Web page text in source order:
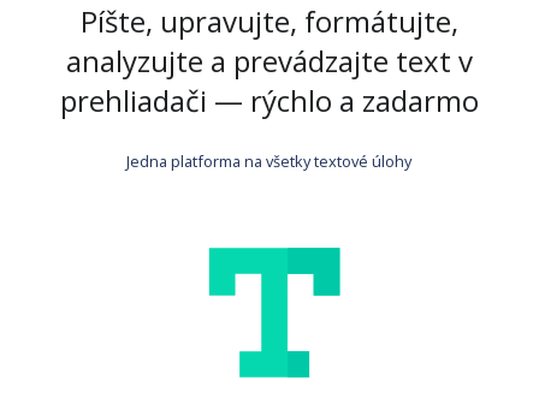
Píšte, upravujte, formátujte,
analyzujte a prevádzajte text v
prehliadači — rýchlo a zadarmo
Jedna platforma na všetky textové úlohy